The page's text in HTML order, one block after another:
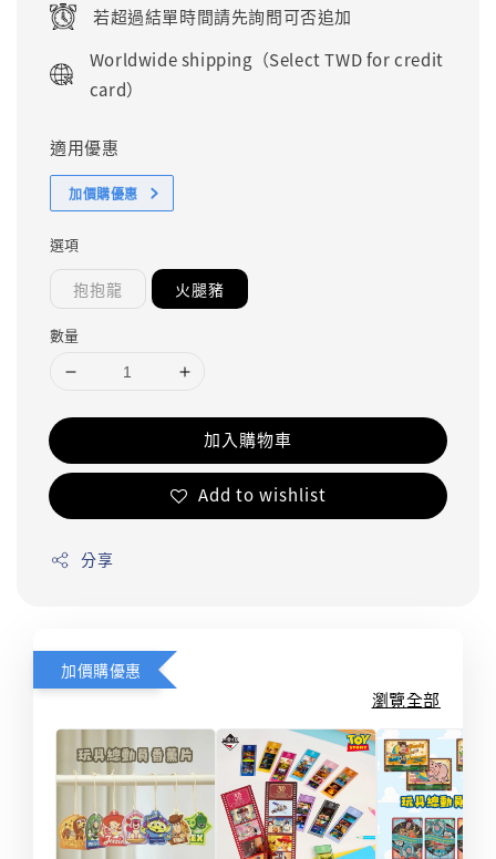
若超過結單時間請先詢問可否追加
Worldwide shipping（Select TWD for credit
card）
適用優惠
加價購優惠
選項
抱抱龍 火腿豬
數量
加入購物車
Add to wishlist
分享
加價購優惠
瀏覽全部